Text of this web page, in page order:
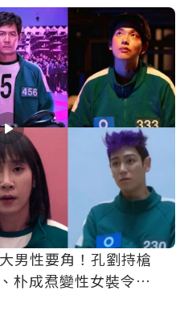
男性要角！孔劉持槍
朴成焄變性女裝令人